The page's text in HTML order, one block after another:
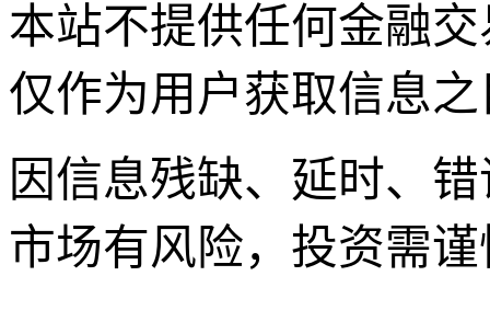
本站不提供任何金融
仅作为用户获取信息
因信息残缺、延时、
市场有风险，投资需